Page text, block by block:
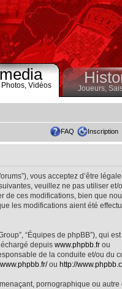
Photos, Vidéos Joueurs,
FAQ Inscription
vous acceptez d’être
veuillez ne pas utiliser et/
de ces modifications, bien que
les modifications aient été
“Équipes de phpBB”), qui
depuis www.phpbb.fr ou
de la conduite et/ou du
ou http://
pornographique ou autre